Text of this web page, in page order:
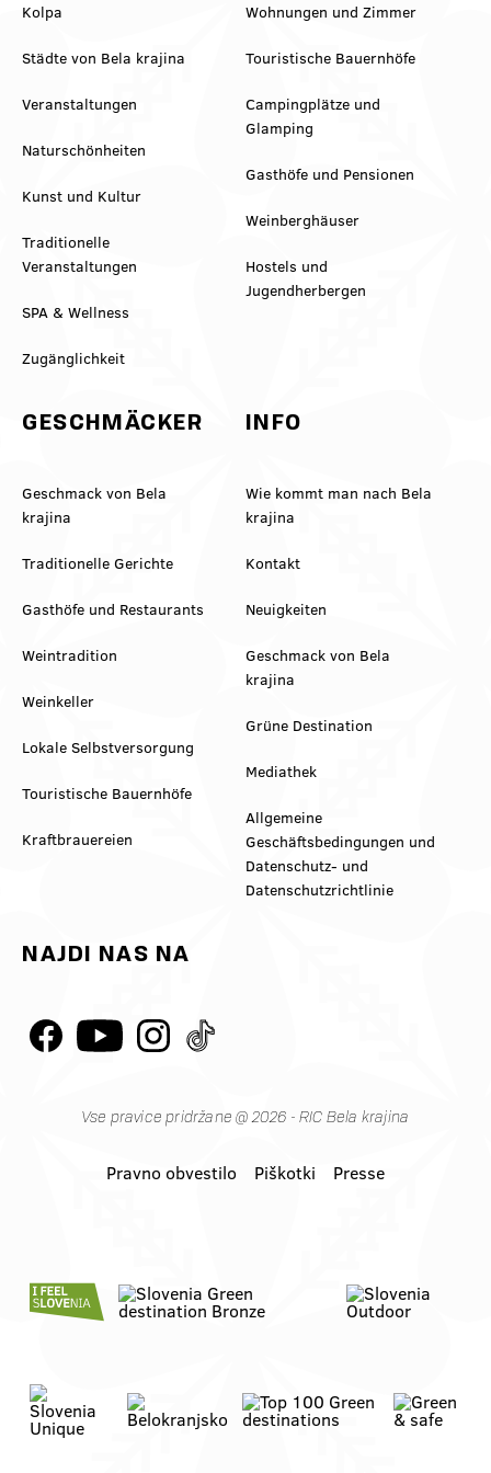
Kolpa
Städte von Bela krajina
Veranstaltungen
Naturschönheiten
Kunst und Kultur
Traditionelle
Veranstaltungen
SPA & Wellness
Zugänglichkeit
Wohnungen und Zimmer
Touristische Bauernhöfe
Campingplätze und
Glamping
Gasthöfe und Pensionen
Weinberghäuser
Hostels und
Jugendherbergen
GESCHMÄCKER
Geschmack von Bela
krajina
Traditionelle Gerichte
Gasthöfe und Restaurants
Weintradition
Weinkeller
Lokale Selbstversorgung
Touristische Bauernhöfe
Kraftbrauereien
INFO
Wie kommt man nach Bela
krajina
Kontakt
Neuigkeiten
Geschmack von Bela
krajina
Grüne Destination
Mediathek
Allgemeine
Geschäftsbedingungen und
Datenschutz- und
Datenschutzrichtlinie
NAJDI NAS NA
Vse pravice pridržane @ 2026 - RIC Bela krajina
Pravno obvestilo Piškotki Presse